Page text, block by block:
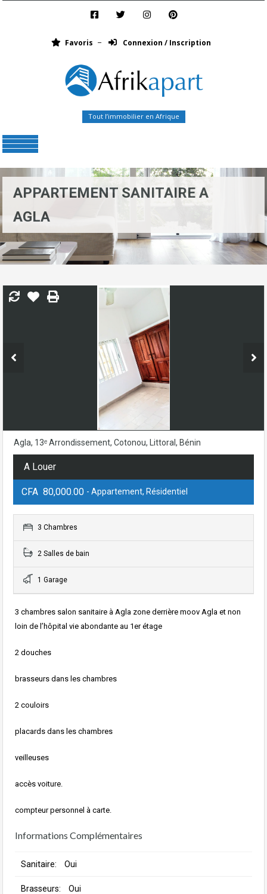
Favoris Connexion / Inscription
Tout l’immobilier en Afrique
APPARTEMENT SANITAIRE A
AGLA
Agla, 13ᵉ Arrondissement, Cotonou, Littoral, Bénin
A Louer
CFA 80,000.00 - Appartement, Résidentiel
3 Chambres
2 Salles de bain
1 Garage
3 chambres salon sanitaire à Agla zone derrière moov Agla et non
loin de l’hôpital vie abondante au 1er étage
2 douches
brasseurs dans les chambres
2 couloirs
placards dans les chambres
veilleuses
accès voiture.
compteur personnel à carte.
Informations Complémentaires
Sanitaire: Oui
Brasseurs: Oui